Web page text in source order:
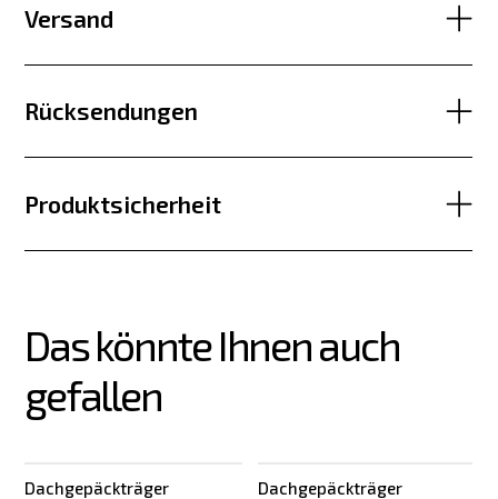
Versand
Rücksendungen
Produktsicherheit
Das könnte Ihnen auch
gefallen
Dachgepäckträger
Dachgepäckträger